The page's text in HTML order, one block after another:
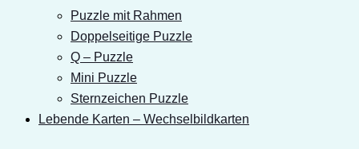
Puzzle mit Rahmen
Doppelseitige Puzzle
Q – Puzzle
Mini Puzzle
Sternzeichen Puzzle
Lebende Karten – Wechselbildkarten